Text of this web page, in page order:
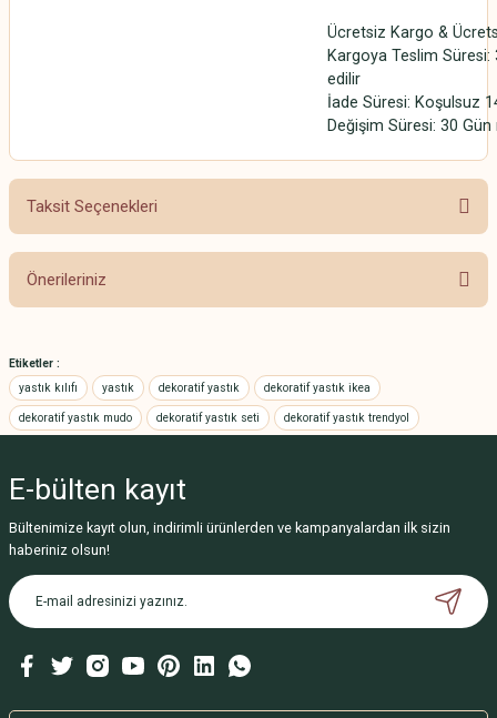
Ücretsiz Kargo &
Kargoya Teslim
edilir
İade Süresi: Koşulsuz
Değişim Süresi: 30 Gün
Taksit Seçenekleri
Önerileriniz
yetersiz gördüğünüz noktaları öneri formunu kullanarak tarafımıza
iletebilirsiniz.
Görüş ve önerileriniz için teşekkür ederiz.
Ürün açıklamasında eksik bilgiler bulunuyor.
Ürün bilgilerinde hatalar bulunuyor.
Ürün fiyatı diğer sitelerden daha pahalı.
Etiketler :
yastık kılıfı
yastık dekoratif yastık dekoratif yastık ikea
dekoratif yastık mudo dekoratif yastık seti dekoratif yastık trendyol
E-bülten kayıt
Bültenimize kayıt olun, indirimli ürünlerden ve kampanyalardan ilk sizin
haberiniz olsun!